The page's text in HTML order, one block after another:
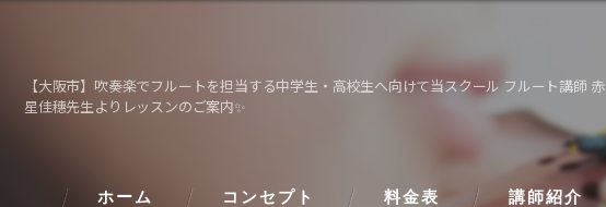
【大阪市】吹奏楽でフルートを担当する中学生・高校生へ向けて当スクール フルート講師 赤
星佳穗先生よりレッスンのご案内✨
ホーム コンセプト 料金表 講師紹介